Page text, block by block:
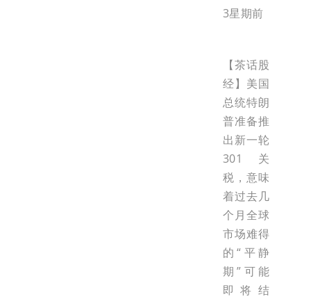
3星期前
【茶话股
经】美国
总统特朗
普准备推
出新一轮
301关
税，意味
着过去几
个月全球
市场难得
的“平静
期”可能
即将结